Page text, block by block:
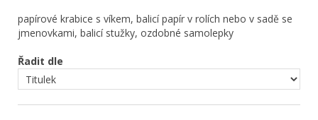
papírové krabice s víkem, balicí papír v rolích nebo v sadě se
jmenovkami, balicí stužky, ozdobné samolepky
Řadit dle